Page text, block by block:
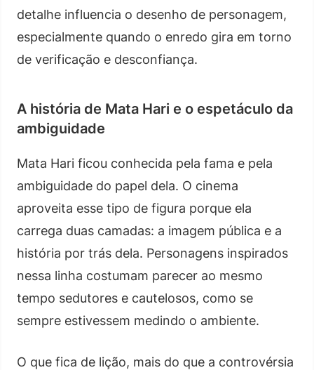
detalhe influencia o desenho de personagem,
especialmente quando o enredo gira em torno
de verificação e desconfiança.
A história de Mata Hari e o espetáculo da
ambiguidade
Mata Hari ficou conhecida pela fama e pela
ambiguidade do papel dela. O cinema
aproveita esse tipo de figura porque ela
carrega duas camadas: a imagem pública e a
história por trás dela. Personagens inspirados
nessa linha costumam parecer ao mesmo
tempo sedutores e cautelosos, como se
sempre estivessem medindo o ambiente.
O que fica de lição, mais do que a controvérsia